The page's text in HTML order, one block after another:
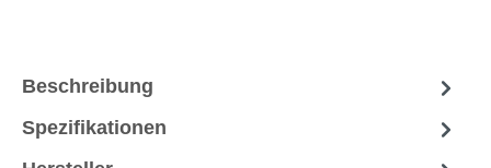
Beschreibung
Spezifikationen